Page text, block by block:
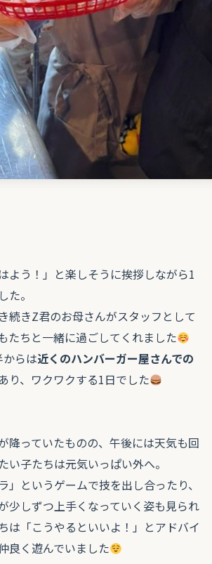
よう！」と楽しそうに挨拶しながら1
た。
続きZ君のお母さんがスタッフとして
たちと一緒に過ごしてくれました
からは近くのハンバーガー屋さんでの
り、ワクワクする1日でした
降っていたものの、午後には天気も回
い子たちは元気いっぱい外へ。
」というゲームで技を出し合ったり、
少しずつ上手くなっていく姿も見られ
は「こうやるといいよ！」とアドバイ
良く遊んでいました